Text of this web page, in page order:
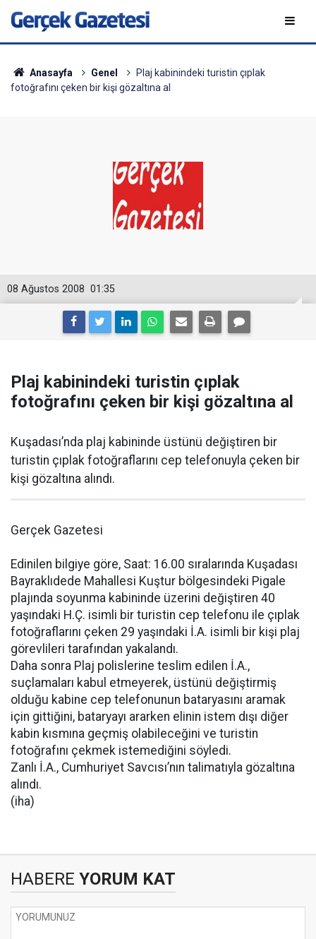
Anasayfa Genel
Plaj kabinindeki turistin çıplak
fotoğrafını çeken bir kişi gözaltına al
01:35
08 Ağustos 2008
Plaj kabinindeki turistin çıplak
fotoğrafını çeken bir kişi gözaltına al
Kuşadası’nda plaj kabininde üstünü değiştiren bir
turistin çıplak fotoğraflarını cep telefonuyla çeken bir
kişi gözaltına alındı.
Gerçek Gazetesi
Edinilen bilgiye göre, Saat: 16.00 sıralarında Kuşadası
Bayraklıdede Mahallesi Kuştur bölgesindeki Pigale
plajında soyunma kabininde üzerini değiştiren 40
yaşındaki H.Ç. isimli bir turistin cep telefonu ile çıplak
fotoğraflarını çeken 29 yaşındaki İ.A. isimli bir kişi plaj
görevlileri tarafından yakalandı.
Daha sonra Plaj polislerine teslim edilen İ.A.,
suçlamaları kabul etmeyerek, üstünü değiştirmiş
olduğu kabine cep telefonunun bataryasını aramak
için gittiğini, bataryayı ararken elinin istem dışı diğer
kabin kısmına geçmiş olabileceğini ve turistin
fotoğrafını çekmek istemediğini söyledi.
Zanlı İ.A., Cumhuriyet Savcısı’nın talimatıyla gözaltına
alındı.
(iha)
HABERE YORUM KAT